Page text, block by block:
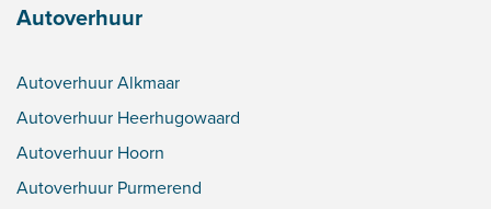
Autoverhuur
Autoverhuur Alkmaar
Autoverhuur Heerhugowaard
Autoverhuur Hoorn
Autoverhuur Purmerend